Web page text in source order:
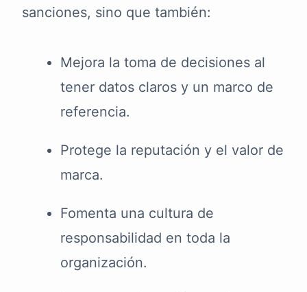
sanciones, sino que también:
Mejora la toma de decisiones al
tener datos claros y un marco de
referencia.
Protege la reputación y el valor de
marca.
Fomenta una cultura de
responsabilidad en toda la
organización.